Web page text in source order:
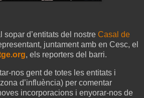
sopar d’entitats del nostre Casal de
juntament amb en Cesc, el
, els reporters del barri.
nos gent de totes les entitats i
d’influència) per comentar
incorporacions i enyorar-nos de